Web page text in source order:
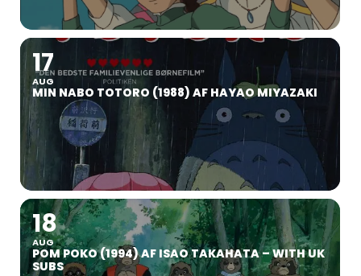
17
AUG
MIN NABO TOTORO (1988) AF HAYAO MIYAZAKI
18
AUG
POM POKO (1994) AF ISAO TAKAHATA – WITH UK
SUBS